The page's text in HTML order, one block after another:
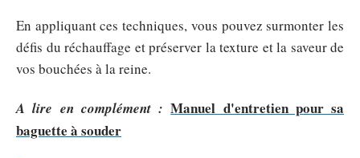
En appliquant ces techniques, vous pouvez surmonter les
défis du réchauffage et préserver la texture et la saveur de
vos bouchées à la reine.
A lire en complément : Manuel d'entretien pour sa
baguette à souder